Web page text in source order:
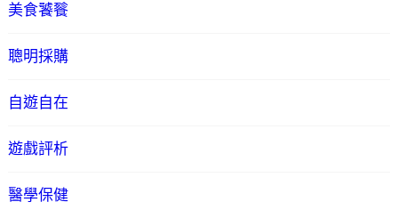
美食饕餮
聰明採購
自遊自在
遊戲評析
醫學保健